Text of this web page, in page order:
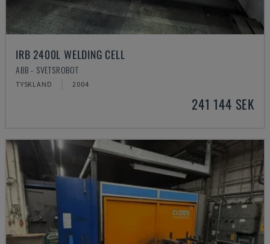
IRB 2400L WELDING CELL
ABB - SVETSROBOT
TYSKLAND 2004
241 144 SEK